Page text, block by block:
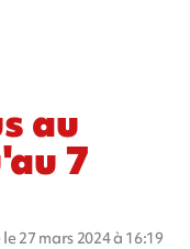
au
7
27 mars 2024 à 16:19